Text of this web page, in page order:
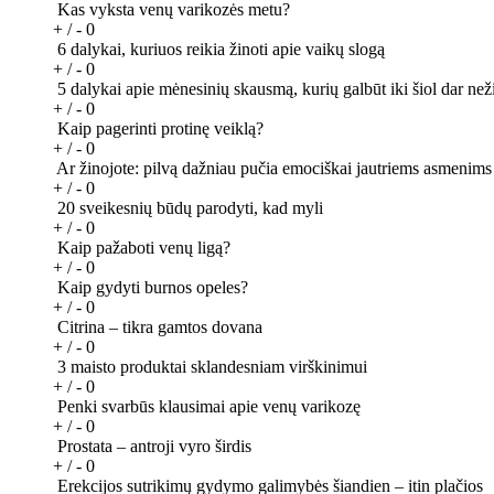
Kas vyksta venų varikozės metu?
+ / - 0
6 dalykai, kuriuos reikia žinoti apie vaikų slogą
+ / - 0
5 dalykai apie mėnesinių skausmą, kurių galbūt iki šiol dar
+ / - 0
Kaip pagerinti protinę veiklą?
+ / - 0
Ar žinojote: pilvą dažniau pučia emociškai jautriems asmenims
+ / - 0
20 sveikesnių būdų parodyti, kad myli
+ / - 0
Kaip pažaboti venų ligą?
+ / - 0
Kaip gydyti burnos opeles?
+ / - 0
Citrina – tikra gamtos dovana
+ / - 0
3 maisto produktai sklandesniam virškinimui
+ / - 0
Penki svarbūs klausimai apie venų varikozę
+ / - 0
Prostata – antroji vyro širdis
+ / - 0
Erekcijos sutrikimų gydymo galimybės šiandien – itin plačios